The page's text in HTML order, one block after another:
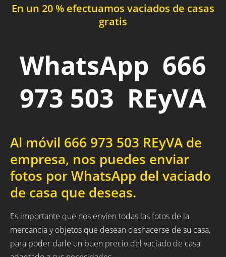
En un 20 % efectuamos vaciados de casas
gratis
WhatsApp 666
973 503 REyVA
Al móvil 666 973 503 REyVA de
empresa, nos puedes enviar
fotos por WhatsApp del vaciado
de casa que deseas.
Es importante que nos envíen todas las fotos de la
mercancía y objetos que desean deshacerse de su casa,
para poder darle un buen precio del vaciado de casa